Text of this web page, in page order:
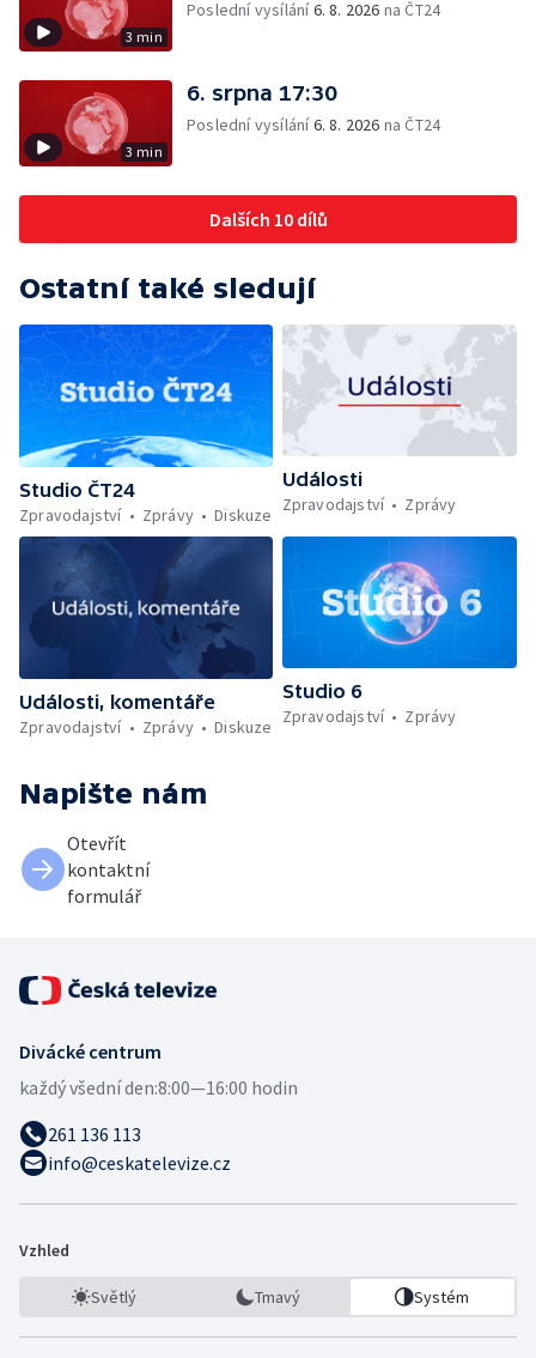
3 min
Poslední vysílání6. 8. 2026 na ČT24
3 min
6. srpna 17:30
Poslední vysílání6. 8. 2026 na ČT24
Dalších 10 dílů
Ostatní také sledují
Studio ČT24
Zpravodajství
Zprávy Diskuze
Události
Zpravodajství
Zprávy
Události, komentáře
Zpravodajství
Zprávy Diskuze
Studio 6
Zpravodajství
Zprávy
Napište nám
Otevřít
kontaktní
formulář
Divácké centrum
každý všední den:8:00—16:00 hodin
261 136 113
info@ceskatelevize.cz
Vzhled
Světlý Tmavý Systém